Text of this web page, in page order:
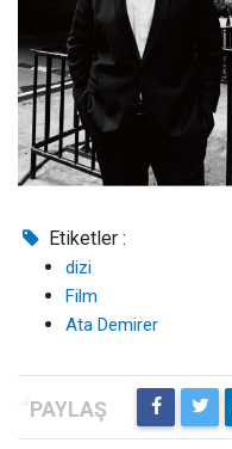
Etiketler :
dizi
Film
Ata Demirer